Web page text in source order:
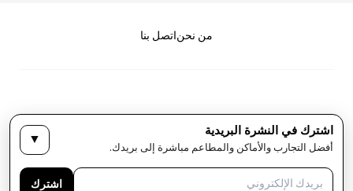
من نحن اتصل بنا
سياسة الخصوصية
الأحكام والشروط
حقوق النشر لمجلة LIST كل الحقوق محفوظة
اشترك في النشرة البريدية
أفضل التجارب والأماكن والمطاعم مباشرة إلى بريدك.
▼
اشترك